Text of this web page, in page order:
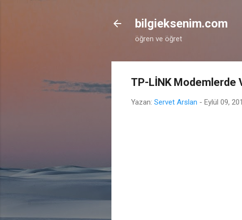
bilgieksenim.com
öğren ve öğret
TP-LİNK Modemlerde
Yazan: Servet Arslan - Eylül 09,